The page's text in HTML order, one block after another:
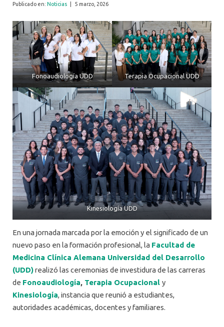
Publicado en: Noticias 5 marzo, 2026
Fonoaudiología UDD Terapia Ocupacional UDD
Kinesiología UDD
En una jornada marcada por la emoción y el significado de un
nuevo paso en la formación profesional, la Facultad de
Medicina Clínica Alemana Universidad del Desarrollo
(UDD)realizó las ceremonias de investidura de las carreras
de Fonoaudiología, Terapia Ocupacional y
Kinesiología, instancia que reunió a estudiantes,
autoridades académicas, docentes y familiares.